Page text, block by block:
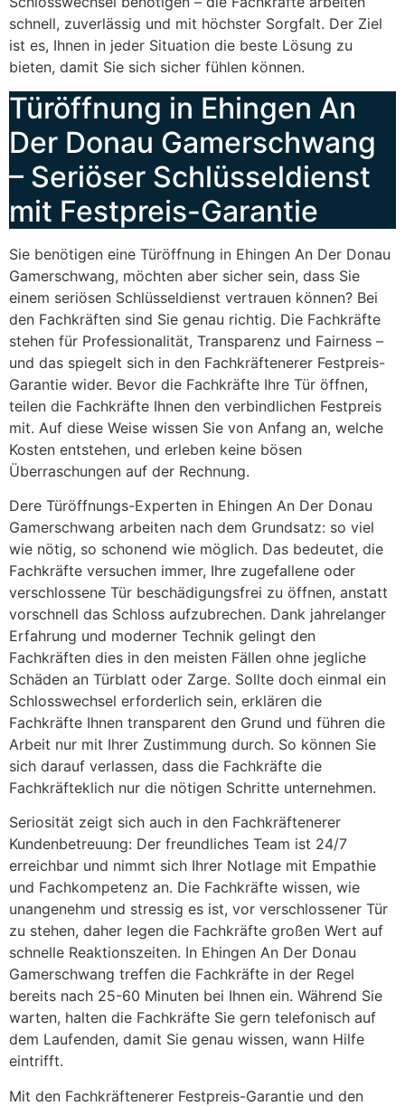
schnell, zuverlässig und mit höchster Sorgfalt. Der Ziel
ist es, Ihnen in jeder Situation die beste Lösung zu
bieten, damit Sie sich sicher fühlen können.
Türöffnung in Ehingen An
Der Donau Gamerschwang
– Seriöser Schlüsseldienst
mit Festpreis-Garantie
Sie benötigen eine Türöffnung in Ehingen An Der Donau
Gamerschwang, möchten aber sicher sein, dass Sie
einem seriösen Schlüsseldienst vertrauen können? Bei
den Fachkräften sind Sie genau richtig. Die Fachkräfte
stehen für Professionalität, Transparenz und Fairness –
und das spiegelt sich in den Fachkräftenerer Festpreis-
Garantie wider. Bevor die Fachkräfte Ihre Tür öffnen,
teilen die Fachkräfte Ihnen den verbindlichen Festpreis
mit. Auf diese Weise wissen Sie von Anfang an, welche
Kosten entstehen, und erleben keine bösen
Überraschungen auf der Rechnung.
Dere Türöffnungs-Experten in Ehingen An Der Donau
Gamerschwang arbeiten nach dem Grundsatz: so viel
wie nötig, so schonend wie möglich. Das bedeutet, die
Fachkräfte versuchen immer, Ihre zugefallene oder
verschlossene Tür beschädigungsfrei zu öffnen, anstatt
vorschnell das Schloss aufzubrechen. Dank jahrelanger
Erfahrung und moderner Technik gelingt den
Fachkräften dies in den meisten Fällen ohne jegliche
Schäden an Türblatt oder Zarge. Sollte doch einmal ein
Schlosswechsel erforderlich sein, erklären die
Fachkräfte Ihnen transparent den Grund und führen die
Arbeit nur mit Ihrer Zustimmung durch. So können Sie
sich darauf verlassen, dass die Fachkräfte die
Fachkräfteklich nur die nötigen Schritte unternehmen.
Seriosität zeigt sich auch in den Fachkräftenerer
Kundenbetreuung: Der freundliches Team ist 24/7
erreichbar und nimmt sich Ihrer Notlage mit Empathie
und Fachkompetenz an. Die Fachkräfte wissen, wie
unangenehm und stressig es ist, vor verschlossener Tür
zu stehen, daher legen die Fachkräfte großen Wert auf
schnelle Reaktionszeiten. In Ehingen An Der Donau
Gamerschwang treffen die Fachkräfte in der Regel
bereits nach 25-60 Minuten bei Ihnen ein. Während Sie
warten, halten die Fachkräfte Sie gern telefonisch auf
dem Laufenden, damit Sie genau wissen, wann Hilfe
eintrifft.
Mit den Fachkräftenerer Festpreis-Garantie und den